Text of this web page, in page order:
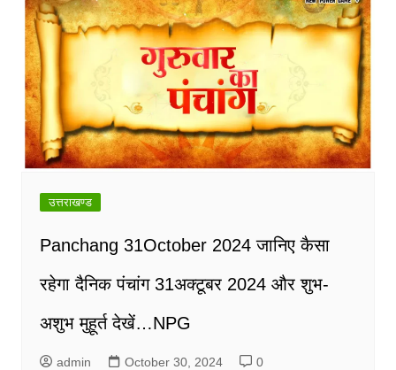
उत्तराखण्ड
Panchang 31October 2024 जानिए कैसा
रहेगा दैनिक पंचांग 31अक्टूबर 2024 और शुभ-
अशुभ मुहूर्त देखें…NPG
admin October 30, 2024 0